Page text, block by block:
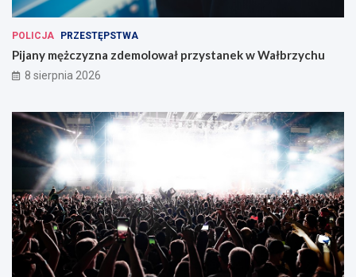
POLICJA PRZESTĘPSTWA
Pijany mężczyzna zdemolował przystanek w Wałbrzychu
8 sierpnia 2026